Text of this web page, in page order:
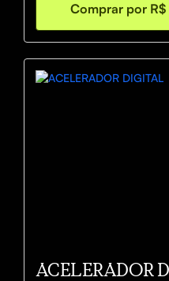
Comprar por R$
ACELERADOR